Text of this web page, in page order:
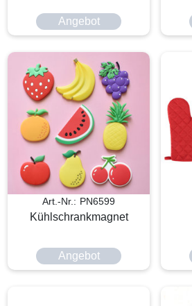
Angebot
Art.-Nr.: PN6599
Kühlschrankmagnet
Angebot